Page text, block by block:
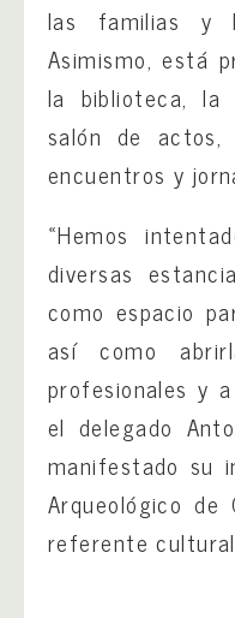
las familias y
Asimismo, está
la biblioteca,
salón de actos,
encuentros y
«Hemos
diversas
como espacio
así como
profesionales y
el delegado
manifestado su
Arqueológico de
referente